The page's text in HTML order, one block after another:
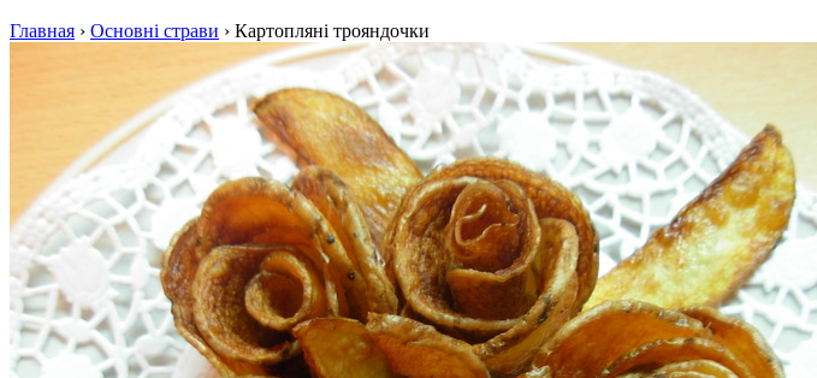
Главная › Основні страви › Картопляні трояндочки